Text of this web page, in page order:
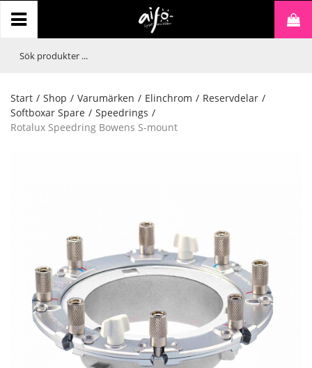
Start / Shop / Varumärken / Elinchrom / Reservdelar /
Softboxar Spare / Speedrings /
Rotalux Speedring Bowens S-mount